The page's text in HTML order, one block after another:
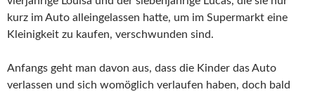
kurz im Auto alleingelassen hatte, um im Supermarkt eine
Kleinigkeit zu kaufen, verschwunden sind.
Anfangs geht man davon aus, dass die Kinder das Auto
verlassen und sich womöglich verlaufen haben, doch bald